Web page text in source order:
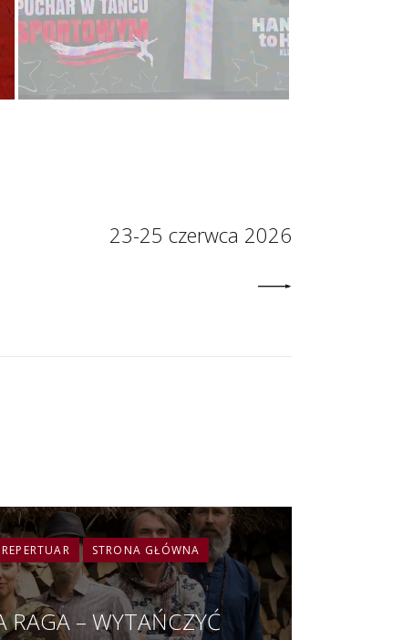
23-25 czerwca 2026
REPERTUAR
STRONA GŁÓWNA
RAGA – WYTAŃCZYĆ